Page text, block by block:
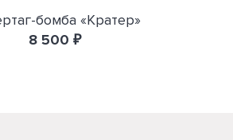
бомба «Кратер»
8 500 ₽